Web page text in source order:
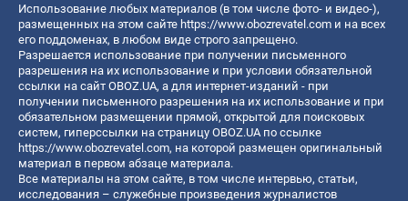
Использование любых материалов (в том числе фото- и видео-),
размещенных на этом сайте https://www.obozrevatel.com и на всех
его поддоменах, в любом виде строго запрещено.
Разрешается использование при получении письменного
разрешения на их использование и при условии обязательной
ссылки на сайт OBOZ.UA, а для интернет-изданий - при
получении письменного разрешения на их использование и при
обязательном размещении прямой, открытой для поисковых
систем, гиперссылки на страницу OBOZ.UA по ссылке
https://www.obozrevatel.com, на которой размещен оригинальный
материал в первом абзаце материала.
Все материалы на этом сайте, в том числе интервью, статьи,
исследования – служебные произведения журналистов